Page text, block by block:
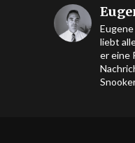
liebt
er eine